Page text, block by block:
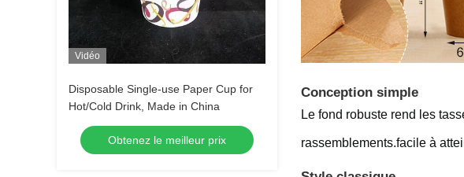
Vidéo
Disposable Single-use Paper Cup for
Hot/Cold Drink, Made in China
Obtenez le meilleur prix
Conception simple
Le fond robuste rend les
rassemblements.facile à